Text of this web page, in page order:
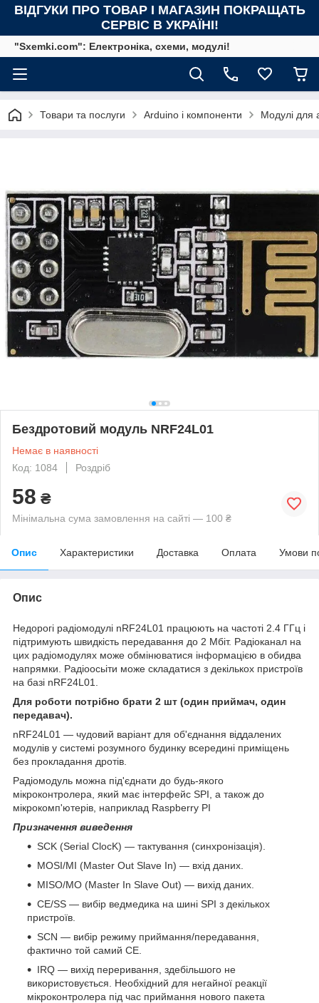
ВІДГУКИ ПРО ТОВАР І МАГАЗИН ПОКРАЩАТЬ
СЕРВІС В УКРАЇНІ!
"Sxemki.com": Електроніка, схеми, модулі!
Товари та послуги Arduino і компоненти Модулі для
Бездротовий модуль NRF24L01
Немає в наявності
Код: 1084
Роздріб
58 ₴
Мінімальна сума замовлення на сайті — 100 ₴
Опис Характеристики Доставка Оплата Умови
Опис
Недорогі радіомодулі nRF24L01 працюють на частоті 2.4 ГГц і
підтримують швидкість передавання до 2 Мбіт. Радіоканал на
цих радіомодулях може обмінюватися інформацією в обидва
напрямки. Радіоосьіти може складатися з декількох пристроїв
на базі nRF24L01.
Для роботи потрібно брати 2 шт (один приймач, один
передавач).
nRF24L01 — чудовий варіант для об'єднання віддалених
модулів у системі розумного будинку всередині приміщень
без прокладання дротів.
Радіомодуль можна під'єднати до будь-якого
мікроконтролера, який має інтерфейс SPI, а також до
мікрокомп'ютерів, наприклад Raspberry PI
Призначення виведення
SCK (Serial ClocK) — тактування (синхронізація).
MOSI/MI (Master Out Slave In) — вхід даних.
MISO/MO (Master In Slave Out) — вихід даних.
CE/SS — вибір ведмедика на шині SPI з декількох
пристроїв.
SCN — вибір режиму приймання/передавання,
фактично той самий CE.
IRQ — вихід переривання, здебільшого не
використовується. Необхідний для негайної реакції
мікроконтролера під час приймання нового пакета